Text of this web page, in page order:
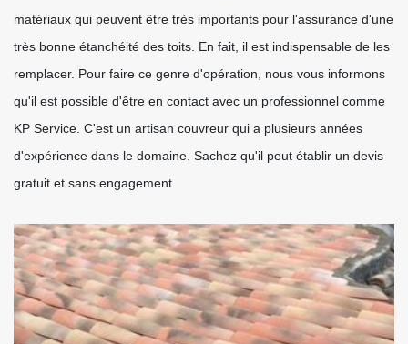
matériaux qui peuvent être très importants pour l'assurance d'une
très bonne étanchéité des toits. En fait, il est indispensable de les
remplacer. Pour faire ce genre d'opération, nous vous informons
qu'il est possible d'être en contact avec un professionnel comme
KP Service. C'est un artisan couvreur qui a plusieurs années
d'expérience dans le domaine. Sachez qu'il peut établir un devis
gratuit et sans engagement.